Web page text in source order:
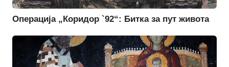
Операција „Коридор `92“: Битка за пут живота